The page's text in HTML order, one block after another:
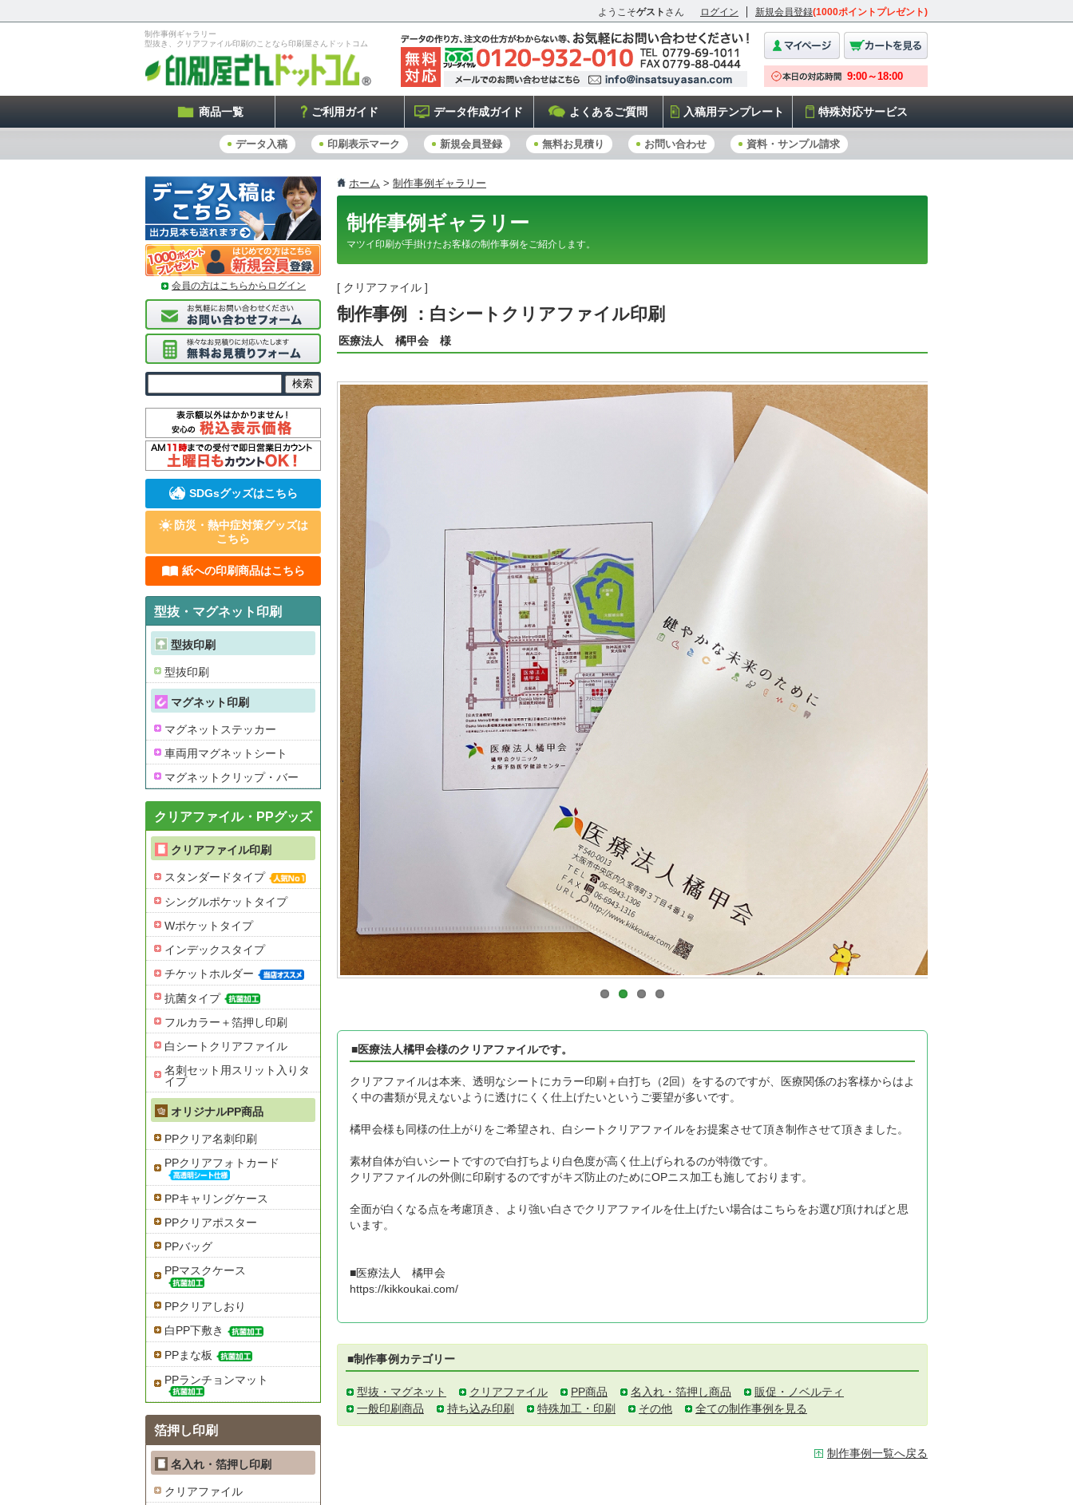
制作事例ギャラリー
型抜き、クリアファイル印刷のことなら印刷屋さんドットコム
ようこそゲスト さん ログイン 新規会員登録(1000ポイントプレゼント)
商品一覧 ご利用ガイド データ作成ガイド よくあるご質問 入稿用テンプレート 特殊対応サービス
データ入稿 印刷表示マーク 新規会員登録 無料お見積り お問い合わせ 資料・サンプル請求
ホーム > 制作事例ギャラリー
制作事例ギャラリー
マツイ印刷が手掛けたお客様の制作事例をご紹介します。
[ クリアファイル ]
制作事例 ：白シートクリアファイル印刷
医療法人 橘甲会 様
■医療法人橘甲会様のクリアファイルです。
クリアファイルは本来、透明なシートにカラー印刷＋白打ち（2回）をするのですが、医療関係のお客様からはよ
く中の書類が見えないように透けにくく仕上げたいというご要望が多いです。
橘甲会様も同様の仕上がりをご希望され、白シートクリアファイルをお提案させて頂き制作させて頂きました。
素材自体が白いシートですので白打ちより白色度が高く仕上げられるのが特徴です。
クリアファイルの外側に印刷するのですがキズ防止のためにOPニス加工も施しております。
全面が白くなる点を考慮頂き、より強い白さでクリアファイルを仕上げたい場合はこちらをお選び頂ければと思
います。
■医療法人 橘甲会
https://kikkoukai.com/
■制作事例カテゴリー
型抜・マグネット クリアファイル PP商品 名入れ・箔押し商品
販促・ノベルティ
一般印刷商品
持ち込み印刷 特殊加工・印刷 その他 全ての制作事例を見る
制作事例一覧へ戻る
会員の方はこちらからログイン
SDGsグッズはこちら
防災・熱中症対策グッズは
こちら
紙への印刷商品はこちら
型抜・マグネット印刷
型抜印刷
型抜印刷
マグネット印刷
マグネットステッカー
車両用マグネットシート
マグネットクリップ・バー
クリアファイル・PPグッズ
クリアファイル印刷
スタンダードタイプ
シングルポケットタイプ
Wポケットタイプ
インデックスタイプ
チケットホルダー
抗菌タイプ
フルカラー＋箔押し印刷
白シートクリアファイル
名刺セット用スリット入りタ
イプ
オリジナルPP商品
PPクリア名刺印刷
PPクリアフォトカード
PPキャリングケース
PPクリアポスター
PPバッグ
PPマスクケース
PPクリアしおり
白PP下敷き
PPまな板
PPランチョンマット
箔押し印刷
名入れ・箔押し印刷
クリアファイル